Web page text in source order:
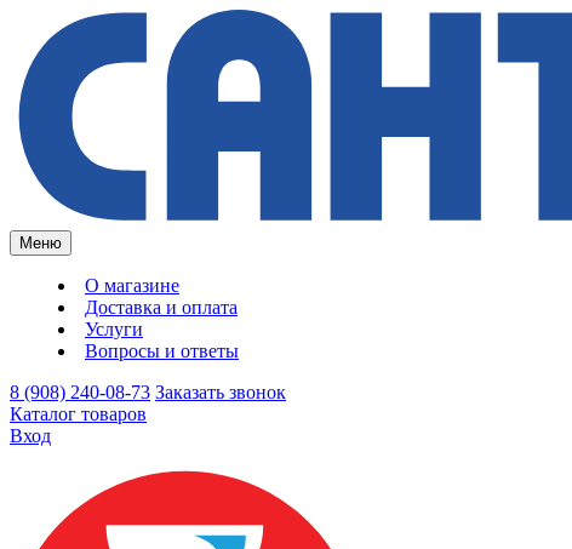
Меню
О магазине
Доставка и оплата
Услуги
Вопросы и ответы
8 (908) 240-08-73 Заказать звонок
Каталог товаров
Вход